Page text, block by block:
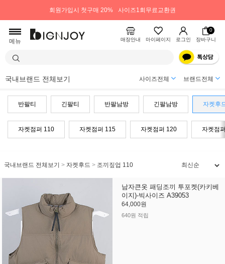
회원가입시 첫구매 20% 사이즈1회무료교환권
메뉴 매장안내 마이페이지 로그인
0
장바구니
국내브랜드 전체보기 사이즈전체 브랜드전체
반팔티 긴팔티 반팔남방 긴팔남방 자켓후
자켓점퍼 110 자켓점퍼 115 자켓점퍼 120 자켓점
국내브랜드 전체보기 > 자켓후드 > 조끼짚업 110
남자큰옷 패딩조끼 투포켓(카키베
이지)-빅사이즈 A39053
64,000원
640원 적립